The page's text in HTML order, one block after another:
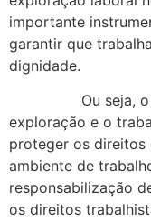
importante
garantir que
dignidade.
Ou seja, o
exploração e o
proteger os direitos
ambiente de
responsabilização
os direitos